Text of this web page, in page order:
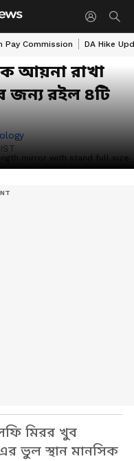
Pay Commission DA Hike
আয়না রাখা
জন্য রইল ৪টি
মিরর খুব
এর ভুল স্থান মানসিক